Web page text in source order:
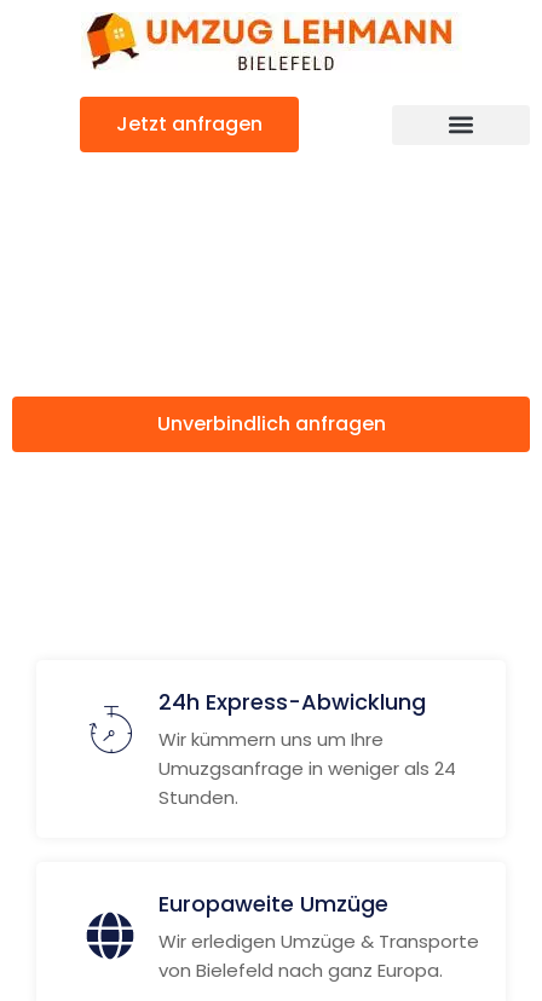
Jetzt anfragen
Unverbindlich anfragen
24h Express-Abwicklung
Wir kümmern uns um Ihre
Umuzgsanfrage in weniger als 24
Stunden.
Europaweite Umzüge
Wir erledigen Umzüge & Transporte
von Bielefeld nach ganz Europa.